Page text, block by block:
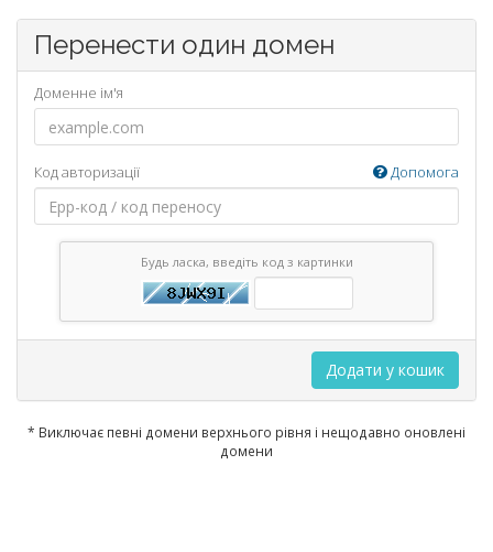
Перенести один домен
Доменне ім'я
Код авторизації Допомога
Будь ласка, введіть код з картинки
Додати у кошик
* Виключає певні домени верхнього рівня і нещодавно оновлені
домени